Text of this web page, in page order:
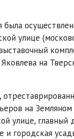
улице
на
на
улице, главный
и городская